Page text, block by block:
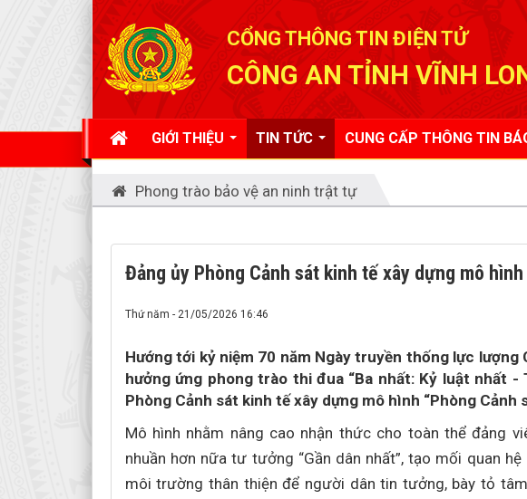
CỔNG THÔNG TIN ĐIỆN TỬ
CÔNG AN TỈNH VĨNH
GIỚI THIỆU TIN TỨC CUNG CẤP THÔNG TIN
Phong trào bảo vệ an ninh trật tự
Đảng ủy Phòng Cảnh sát kinh tế xây dựng mô
Thứ năm - 21/05/2026 16:46
Hướng tới kỷ niệm 70 năm Ngày truyền thống lực
hưởng ứng phong trào thi đua “Ba nhất: Kỷ luật nhất
Phòng Cảnh sát kinh tế xây dựng mô hình “Phòng Cảnh
Mô hình nhằm nâng cao nhận thức cho toàn thể đảng
nhuần hơn nữa tư tưởng “Gần dân nhất”, tạo mối quan
môi trường thân thiện để người dân tin tưởng, bày tỏ